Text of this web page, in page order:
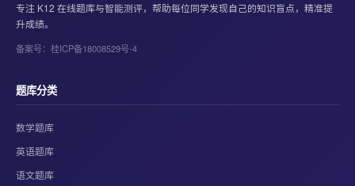
专注 K12 在线题库与智能测评，帮助每位同学发现自己的知识盲点，精准提
升成绩。
备案号：桂ICP备18008529号-4
题库分类
数学题库
英语题库
语文题库